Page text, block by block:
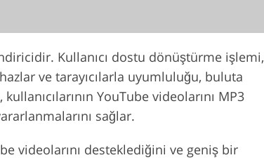
Kullanıcı dostu dönüştürme işlemi,
ve tarayıcılarla uyumluluğu, buluta
YouTube videolarını MP3
sağlar.
videolarını desteklediğini ve geniş bir